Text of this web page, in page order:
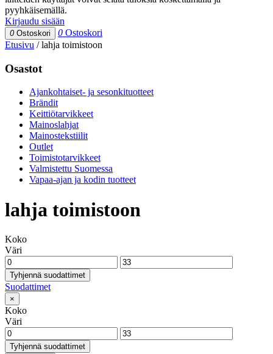
pyyhkäisemällä.
Kirjaudu sisään
0 Ostoskori 0 Ostoskori
Etusivu /lahja toimistoon
Osastot
Ajankohtaiset- ja sesonkituotteet
Brändit
Keittiötarvikkeet
Mainoslahjat
Mainostekstiilit
Outlet
Toimistotarvikkeet
Valmistettu Suomessa
Vapaa-ajan ja kodin tuotteet
lahja toimistoon
Koko
Väri
Tyhjennä suodattimet
Suodattimet
×
Koko
Väri
Tyhjennä suodattimet